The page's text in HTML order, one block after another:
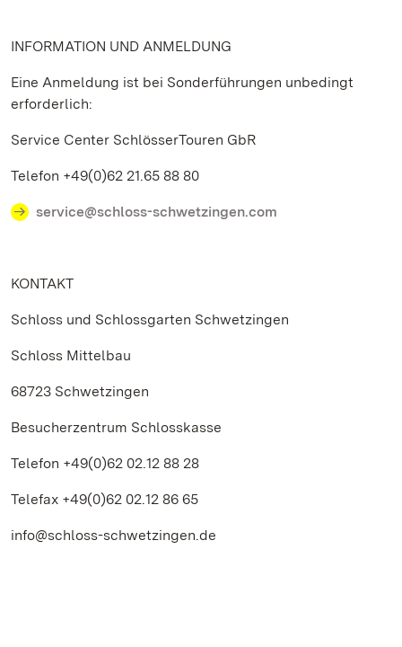
INFORMATION UND ANMELDUNG
Eine Anmeldung ist bei Sonderführungen unbedingt
erforderlich:
Service Center SchlösserTouren GbR
Telefon +49(0)62 21.65 88 80
service@schloss-schwetzingen.com
KONTAKT
Schloss und Schlossgarten Schwetzingen
Schloss Mittelbau
68723 Schwetzingen
Besucherzentrum Schlosskasse
Telefon +49(0)62 02.12 88 28
Telefax +49(0)62 02.12 86 65
info@schloss-schwetzingen.de